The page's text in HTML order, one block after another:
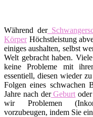
Während der
KörperHöchstleistung
einiges aushalten, selbst
Welt gebracht haben.
keine Probleme mit
essentiell, diesen wieder
Folgen eines schwachen
Jahre nach derGeburt
wir Problemen
vorzubeugen, indem Sie